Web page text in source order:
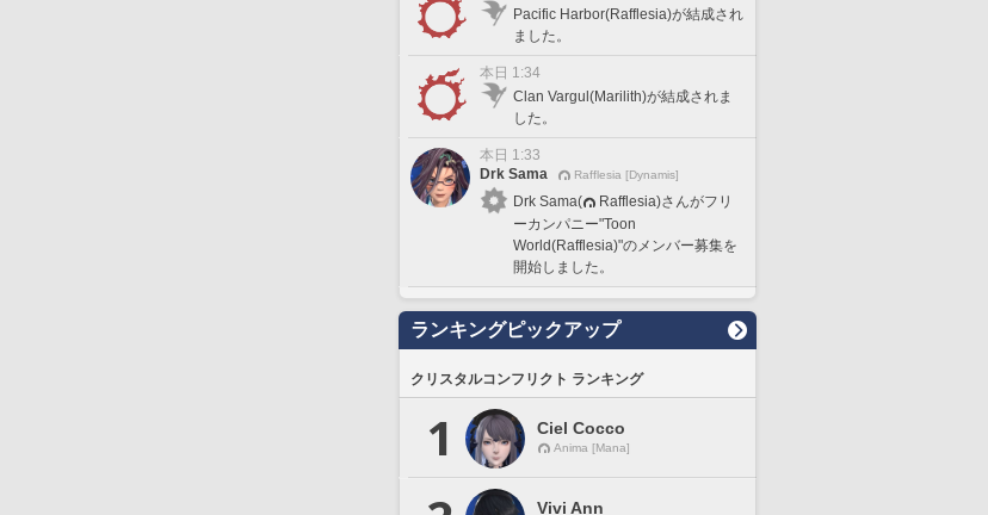
Pacific Harbor(Rafflesia)が結成され
ました。
本日 1:34
Clan Vargul(Marilith)が結成されま
した。
本日 1:33
Drk Sama
Rafflesia [Dynamis]
Drk Sama(
Rafflesia)さんがフリ
ーカンパニー"Toon
World(Rafflesia)"のメンバー募集を
開始しました。
ランキングピックアップ
クリスタルコンフリクト ランキング
1 Ciel Cocco
Anima [Mana]
Vivi Ann